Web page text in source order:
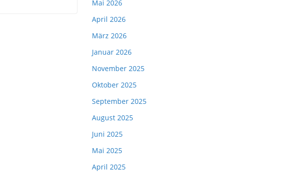
Mai 2026
April 2026
März 2026
Januar 2026
November 2025
Oktober 2025
September 2025
August 2025
Juni 2025
Mai 2025
April 2025